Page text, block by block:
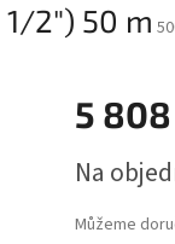
2") 50 m
5 808
cena:
Na
Můžeme